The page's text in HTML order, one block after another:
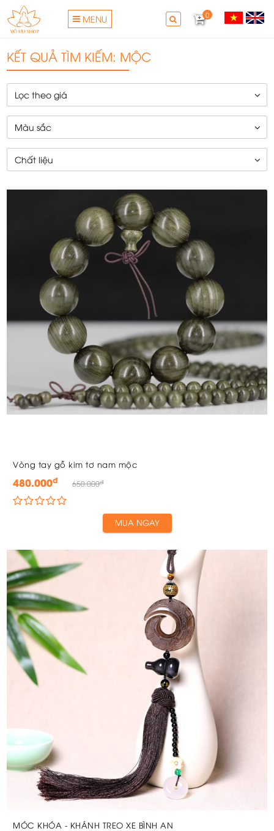
MENU 0
KẾT QUẢ TÌM KIẾM: MỘC
Lọc theo giá
Màu sắc
Chất liệu
Vòng tay gỗ kim tơ nam mộc
480.000đ 650.000đ
MUA NGAY
MÓC KHÓA - KHÁNH TREO XE BÌNH AN